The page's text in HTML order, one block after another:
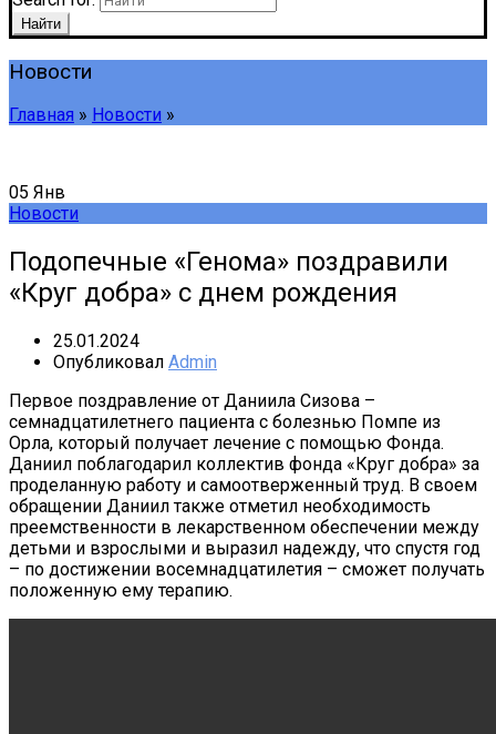
Найти
Новости
Главная » Новости »
05 Янв
Новости
Подопечные «Генома» поздравили
«Круг добра» с днем рождения
25.01.2024
Опубликовал Admin
Первое поздравление от Даниила Сизова –
семнадцатилетнего пациента с болезнью Помпе из
Орла, который получает лечение с помощью Фонда.
Даниил поблагодарил коллектив фонда «Круг добра» за
проделанную работу и самоотверженный труд. В своем
обращении Даниил также отметил необходимость
преемственности в лекарственном обеспечении между
детьми и взрослыми и выразил надежду, что спустя год
– по достижении восемнадцатилетия – сможет получать
положенную ему терапию.